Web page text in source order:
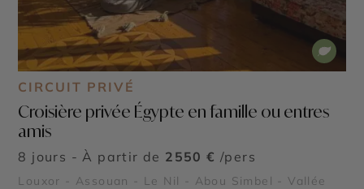
CIRCUIT PRIVÉ
Croisière privée Égypte en famille ou entres
amis
8 jours - À partir de 2550 € /pers
Louxor - Assouan - Le Nil - Abou Simbel - Vallée